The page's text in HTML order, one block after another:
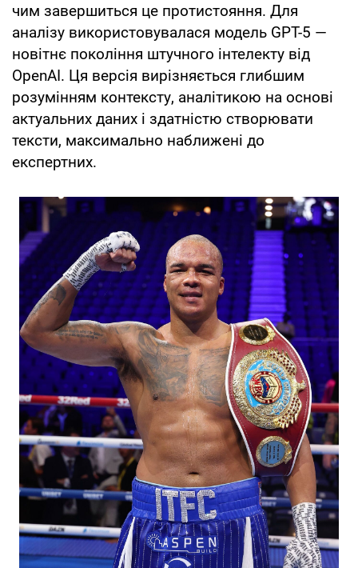
чим завершиться це протистояння. Для
аналізу використовувалася модель GPT-5 —
новітнє покоління штучного інтелекту від
OpenAI. Ця версія вирізняється глибшим
розумінням контексту, аналітикою на основі
актуальних даних і здатністю створювати
тексти, максимально наближені до
експертних.